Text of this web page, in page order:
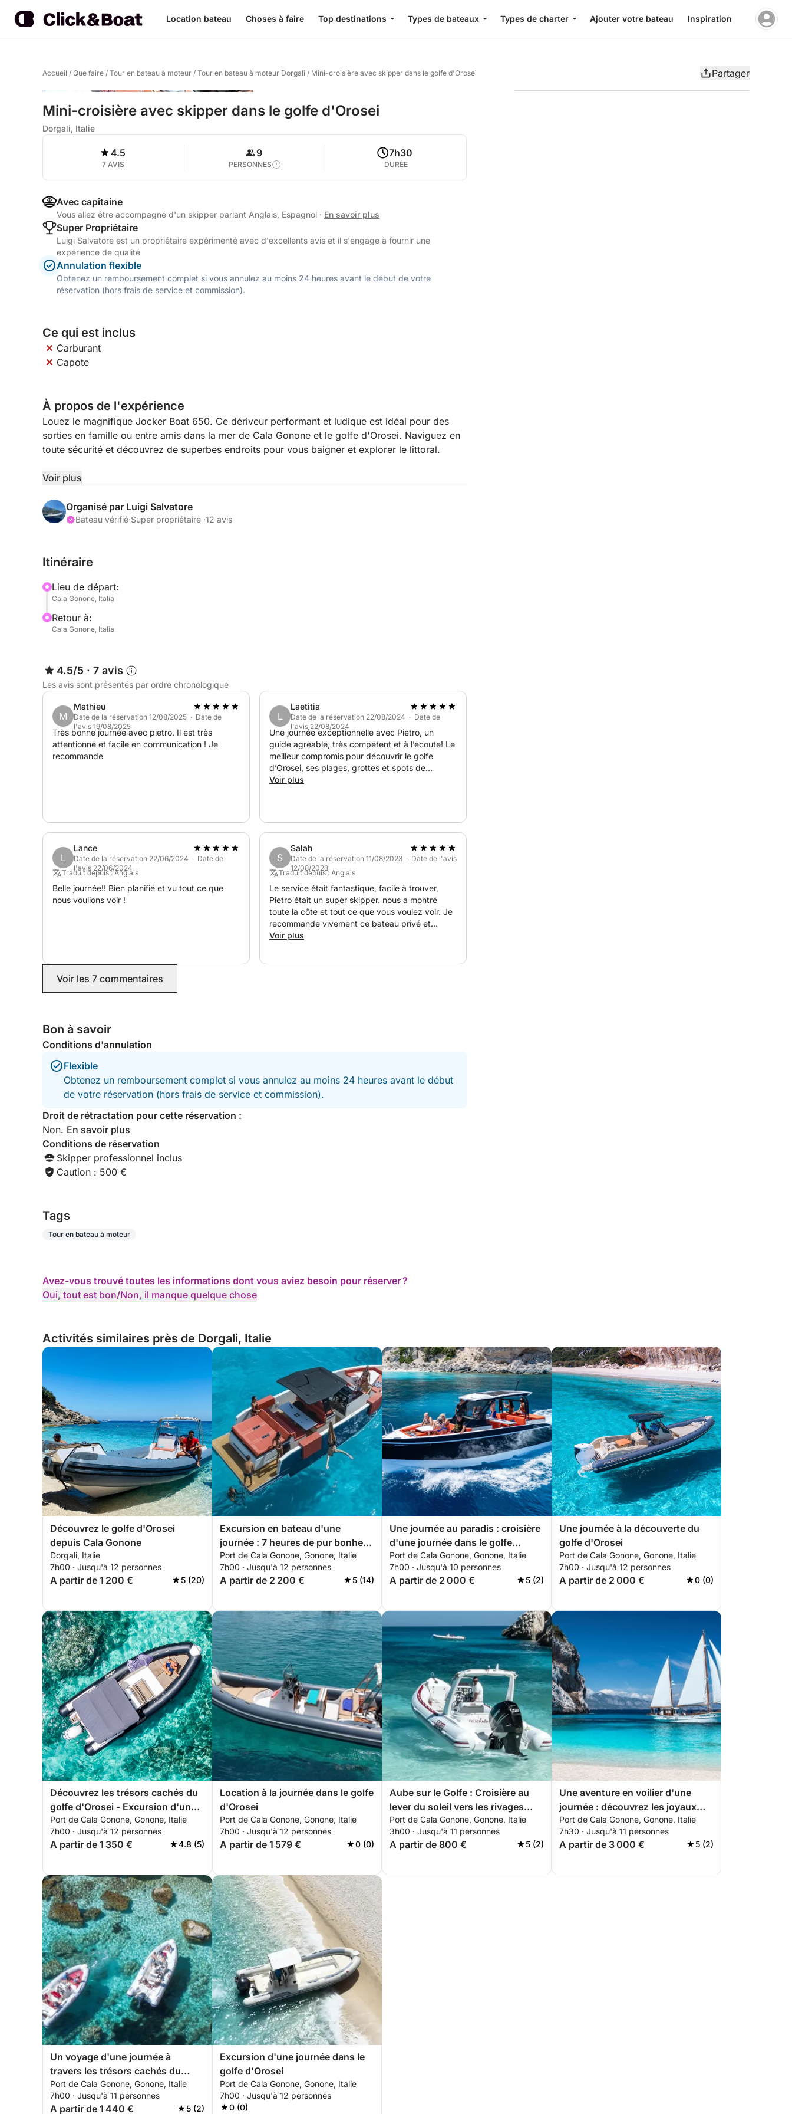
Location bateau Choses à faire Top destinations Types de bateaux Types de charter Ajouter votre bateau Inspiration
Accueil / Que faire / Tour en bateau à moteur / Tour en bateau à moteur Dorgali / Mini-croisière avec skipper dans le golfe d'Orosei Partager
Mini-croisière avec skipper dans le golfe d'Orosei
Dorgali, Italie
4.5
7 AVIS
9
PERSONNES
7h30
DURÉE
Avec capitaine
Vous allez être accompagné d'un skipper parlant Anglais, Espagnol · En savoir plus
Super Propriétaire
Luigi Salvatore est un propriétaire expérimenté avec d'excellents avis et il s'engage à fournir une
expérience de qualité
Annulation flexible
Obtenez un remboursement complet si vous annulez au moins 24 heures avant le début de votre
réservation (hors frais de service et commission).
Ce qui est inclus
Carburant
Capote
À propos de l'expérience
Louez le magnifique Jocker Boat 650. Ce dériveur performant et ludique est idéal pour des
sorties en famille ou entre amis dans la mer de Cala Gonone et le golfe d'Orosei. Naviguez en
toute sécurité et découvrez de superbes endroits pour vous baigner et explorer le littoral.
Le dériveur est équipé d'une douche de pont et de spacieux bains de soleil pour un confort
Le poste de pilotage central est doté d'un canapé confortable avec coussins et d'un pare-brise
La location du dériveur est soumise à la possession d'un permis bateau.
Le prix indiqué n'inclut pas le carburant.
Un dériveur est le moyen idéal pour explorer les beautés de la région. Contactez-moi chez
Click&Boat pour plus d'informations sur ce magnifique dériveur !
Voir plus
Organisé par Luigi Salvatore
Bateau vérifié·Super propriétaire ·12 avis
Itinéraire
Lieu de départ:
Cala Gonone, Italia
Retour à:
Cala Gonone, Italia
4.5/5 · 7 avis
Les avis sont présentés par ordre chronologique
M
Mathieu
Date de la réservation 12/08/2025 · Date de
l'avis 19/08/2025
Très bonne journée avec pietro. Il est très
attentionné et facile en communication ! Je
recommande
L
Laetitia
Date de la réservation 22/08/2024 · Date de
l'avis 22/08/2024
Une journée exceptionnelle avec Pietro, un
guide agréable, très compétent et à l’écoute! Le
meilleur compromis pour découvrir le golfe
d’Orosei, ses plages, grottes et spots de
snorkeling. Le bateau était parfait pour rentrer
avait vraiment fait le meilleur choix !)
Voir plus
L
Lance
Date de la réservation 22/06/2024 · Date de
l'avis 22/06/2024
Traduit depuis : Anglais
Belle journée!! Bien planifié et vu tout ce que
nous voulions voir !
S
Salah
Date de la réservation 11/08/2023 · Date de l'avis
12/08/2023
Traduit depuis : Anglais
Le service était fantastique, facile à trouver,
Pietro était un super skipper. nous a montré
toute la côte et tout ce que vous voulez voir. Je
recommande vivement ce bateau privé et
demande à Pietro d'être le skipper. super gars
Voir plus
Voir les 7 commentaires
Bon à savoir
Conditions d'annulation
Flexible
Obtenez un remboursement complet si vous annulez au moins 24 heures avant le début
de votre réservation (hors frais de service et commission).
Droit de rétractation pour cette réservation :
Non. En savoir plus
Conditions de réservation
Skipper professionnel inclus
Caution : 500 €
Tags
Tour en bateau à moteur
Avez-vous trouvé toutes les informations dont vous aviez besoin pour réserver ?
Oui, tout est bon/Non, il manque quelque chose
Activités similaires près de Dorgali, Italie
Découvrez le golfe d'Orosei
depuis Cala Gonone
Dorgali, Italie
7h00 · Jusqu'à 12 personnes
A partir de 1 200 € 5 (20)
Excursion en bateau d'une
journée : 7 heures de pur bonheur
dans le golfe d'Orosei (J34)
Port de Cala Gonone, Gonone, Italie
7h00 · Jusqu'à 12 personnes
A partir de 2 200 € 5 (14)
Une journée au paradis : croisière
d'une journée dans le golfe
d'Orosei (D29)
Port de Cala Gonone, Gonone, Italie
7h00 · Jusqu'à 10 personnes
A partir de 2 000 € 5 (2)
Une journée à la découverte du
golfe d'Orosei
Port de Cala Gonone, Gonone, Italie
7h00 · Jusqu'à 12 personnes
A partir de 2 000 € 0 (0)
Découvrez les trésors cachés du
golfe d'Orosei - Excursion d'une
journée (CLUBMAN24)
Port de Cala Gonone, Gonone, Italie
7h00 · Jusqu'à 12 personnes
A partir de 1 350 € 4.8 (5)
Location à la journée dans le golfe
d'Orosei
Port de Cala Gonone, Gonone, Italie
7h00 · Jusqu'à 12 personnes
A partir de 1 579 € 0 (0)
Aube sur le Golfe : Croisière au
lever du soleil vers les rivages
secrets de la Sardaigne
Port de Cala Gonone, Gonone, Italie
3h00 · Jusqu'à 11 personnes
A partir de 800 € 5 (2)
Une aventure en voilier d'une
journée : découvrez les joyaux
cachés de la Sardaigne
Port de Cala Gonone, Gonone, Italie
7h30 · Jusqu'à 11 personnes
A partir de 3 000 € 5 (2)
Un voyage d'une journée à
travers les trésors cachés du
golfe d'Orosei
Port de Cala Gonone, Gonone, Italie
7h00 · Jusqu'à 11 personnes
A partir de 1 440 € 5 (2)
Excursion d'une journée dans le
golfe d'Orosei
Port de Cala Gonone, Gonone, Italie
7h00 · Jusqu'à 12 personnes
0 (0)